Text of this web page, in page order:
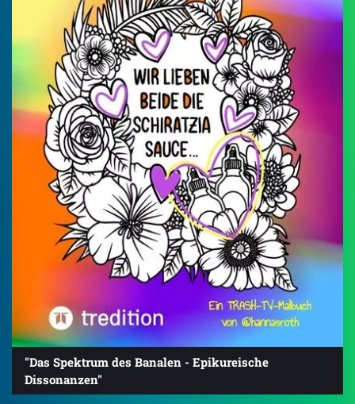
"Das Spektrum des Banalen - Epikureische
Dissonanzen"